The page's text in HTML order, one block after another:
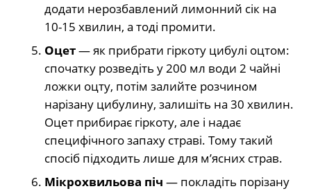
додати нерозбавлений лимонний сік на
10-15 хвилин, а тоді промити.
Оцет— як прибрати гіркоту цибулі оцтом:
спочатку розведіть у 200 мл води 2 чайні
ложки оцту, потім залийте розчином
нарізану цибулину, залишіть на 30 хвилин.
Оцет прибирає гіркоту, але і надає
специфічного запаху страві. Тому такий
спосіб підходить лише для м’ясних страв.
Мікрохвильова піч — покладіть порізану